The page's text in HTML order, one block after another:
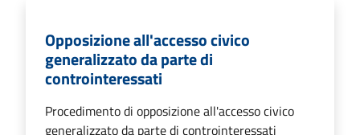
Opposizione all'accesso civico
generalizzato da parte di
controinteressati
Procedimento di opposizione all'accesso civico
generalizzato da parte di controinteressati